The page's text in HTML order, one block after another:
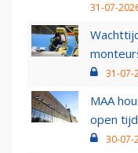
31-07-
31-07-
MAA
open
30-07-